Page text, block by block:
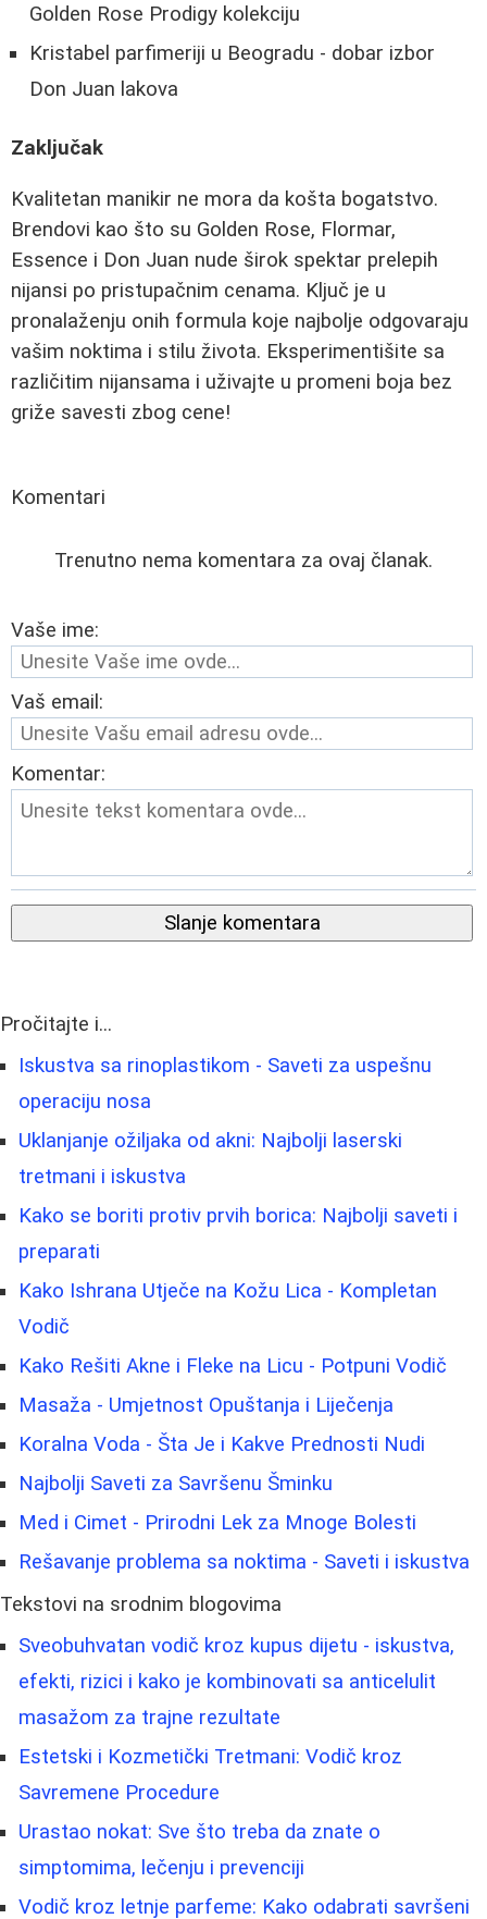
Golden Rose Prodigy kolekciju
Kristabel parfimeriji u Beogradu - dobar izbor
Don Juan lakova
Zaključak
Kvalitetan manikir ne mora da košta bogatstvo.
Brendovi kao što su Golden Rose, Flormar,
Essence i Don Juan nude širok spektar prelepih
nijansi po pristupačnim cenama. Ključ je u
pronalaženju onih formula koje najbolje odgovaraju
vašim noktima i stilu života. Eksperimentišite sa
različitim nijansama i uživajte u promeni boja bez
griže savesti zbog cene!
Komentari
Trenutno nema komentara za ovaj članak.
Vaše ime:
Vaš email:
Komentar:
Slanje komentara
Pročitajte i...
Iskustva sa rinoplastikom - Saveti za uspešnu
operaciju nosa
Uklanjanje ožiljaka od akni: Najbolji laserski
tretmani i iskustva
Kako se boriti protiv prvih borica: Najbolji saveti i
preparati
Kako Ishrana Utječe na Kožu Lica - Kompletan
Vodič
Kako Rešiti Akne i Fleke na Licu - Potpuni Vodič
Masaža - Umjetnost Opuštanja i Liječenja
Koralna Voda - Šta Je i Kakve Prednosti Nudi
Najbolji Saveti za Savršenu Šminku
Med i Cimet - Prirodni Lek za Mnoge Bolesti
Rešavanje problema sa noktima - Saveti i iskustva
Tekstovi na srodnim blogovima
Sveobuhvatan vodič kroz kupus dijetu - iskustva,
efekti, rizici i kako je kombinovati sa anticelulit
masažom za trajne rezultate
Estetski i Kozmetički Tretmani: Vodič kroz
Savremene Procedure
Urastao nokat: Sve što treba da znate o
simptomima, lečenju i prevenciji
Vodič kroz letnje parfeme: Kako odabrati savršeni